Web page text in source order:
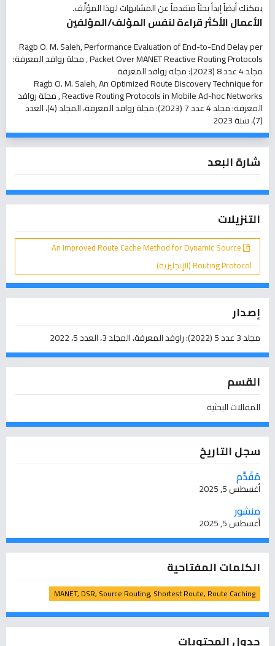
يمكنك أيضاًإبدأ بحثاً متقدماً عن المشابهاتلهذا المؤلَّف.
الأعمال الأكثر قراءة لنفس المؤلف/المؤلفين
Ragb O. M. Saleh,Performance Evaluation of End-to-End Delay per
Packet Over MANET Reactive Routing Protocols
,مجلة روافد المعرفة:
مجلد 4 عدد 8 (2023): مجلة روافد المعرفة
Ragb O. M. Saleh,An Optimized Route Discovery Technique for
Reactive Routing Protocols in Mobile Ad-hoc Networks
,مجلة روافد
المعرفة: مجلد 4 عدد 7 (2023): مجلة روافد المعرفة، المجلد (4)، العدد
(7)، سنة 2023
شارة البعد
التنزيلات
An Improved Route Cache Method for Dynamic Source
Routing Protocol (الإنجليزية)
إصدار
مجلد 3 عدد 5 (2022): راوفد المعرفة، المجلد 3، العدد 5، 2022
القسم
المقالات البحثية
سجل التاريخ
مُقَدَّم
أغسطس 5, 2025
منشور
أغسطس 5, 2025
الكلمات المفتاحية
MANET, DSR, Source Routing, Shortest Route, Route Caching
جدول المحتويات